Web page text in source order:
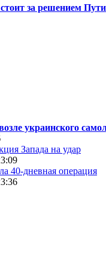
за решением
украинского
Запада на удар
40-дневная операция